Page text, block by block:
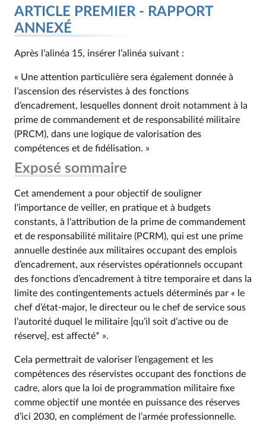
ARTICLE PREMIER - RAPPORT
ANNEXÉ
Après l’alinéa 15, insérer l’alinéa suivant :
« Une attention particulière sera également donnée à
l’ascension des réservistes à des fonctions
d’encadrement, lesquelles donnent droit notamment à la
prime de commandement et de responsabilité militaire
(PRCM), dans une logique de valorisation des
compétences et de fidélisation. »
Exposé sommaire
Cet amendement a pour objectif de souligner
l'importance de veiller, en pratique et à budgets
constants, à l'attribution de la prime de commandement
et de responsabilité militaire (PCRM), qui est une prime
annuelle destinée aux militaires occupant des emplois
d’encadrement, aux réservistes opérationnels occupant
des fonctions d’encadrement à titre temporaire et dans la
limite des contingentements actuels déterminés par « le
chef d’état-major, le directeur ou le chef de service sous
l’autorité duquel le militaire [qu’il soit d’active ou de
réserve], est affecté* ».
Cela permettrait de valoriser l’engagement et les
compétences des réservistes occupant des fonctions de
cadre, alors que la loi de programmation militaire fixe
comme objectif une montée en puissance des réserves
d’ici 2030, en complément de l’armée professionnelle.